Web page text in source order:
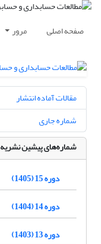
صفحه اصلی مرور
مقالات آماده انتشار
شماره جاری
شماره‌های پیشین نشریه
دوره 15 (1405)
دوره 14 (1404)
دوره 13 (1403)